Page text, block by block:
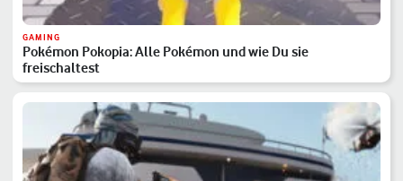
GAMING
Pokémon Pokopia: Alle Pokémon und wie Du sie
freischaltest